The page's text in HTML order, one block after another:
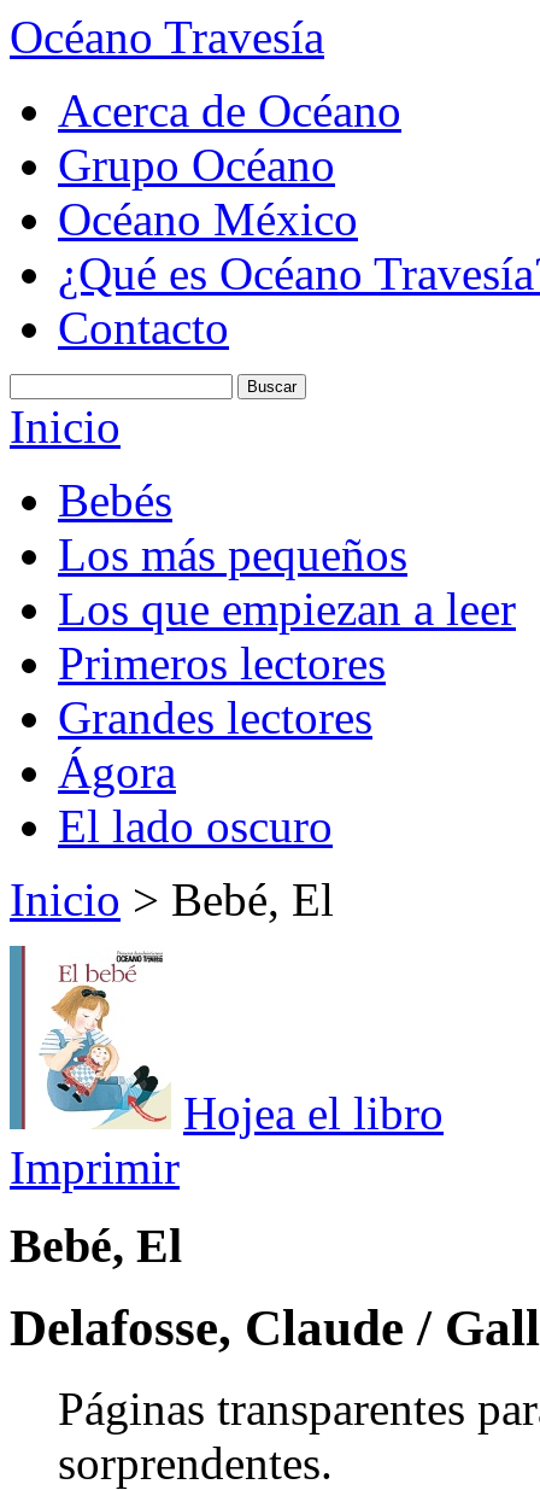
Océano Travesía
Acerca de Océano
Grupo Océano
Océano México
¿Qué es Océano
Contacto
Inicio
Bebés
Los más pequeños
Los que empiezan a leer
Primeros lectores
Grandes lectores
Ágora
El lado oscuro
Inicio > Bebé, El
Hojea el libro
Imprimir
Bebé, El
Delafosse, Claude /
Páginas transparentes
sorprendentes.